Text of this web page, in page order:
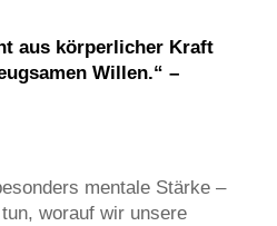
aus körperlicher Kraft
Willen.“ –
mentale Stärke –
worauf wir unsere